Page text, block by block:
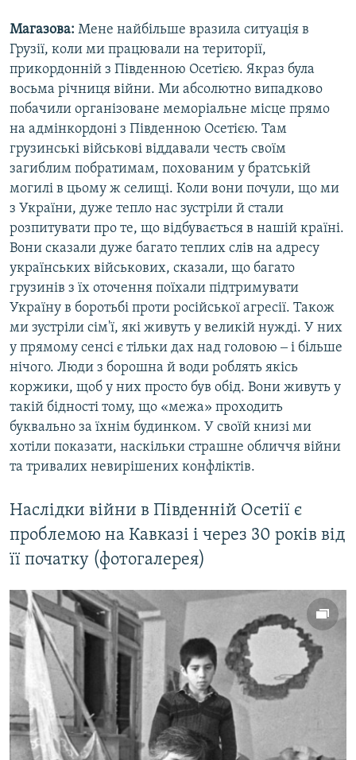
Магазова: Мене найбільше вразила ситуація в
Грузії, коли ми працювали на території,
прикордонній з Південною Осетією. Якраз була
восьма річниця війни. Ми абсолютно випадково
побачили організоване меморіальне місце прямо
на адмінкордоні з Південною Осетією. Там
грузинські військові віддавали честь своїм
загиблим побратимам, похованим у братській
могилі в цьому ж селищі. Коли вони почули, що ми
з України, дуже тепло нас зустріли й стали
розпитувати про те, що відбувається в нашій країні.
Вони сказали дуже багато теплих слів на адресу
українських військових, сказали, що багато
грузинів з їх оточення поїхали підтримувати
Україну в боротьбі проти російської агресії. Також
ми зустріли сім'ї, які живуть у великій нужді. У них
у прямому сенсі є тільки дах над головою ‒ і більше
нічого. Люди з борошна й води роблять якісь
коржики, щоб у них просто був обід. Вони живуть у
такій бідності тому, що «межа» проходить
буквально за їхнім будинком. У своїй книзі ми
хотіли показати, наскільки страшне обличчя війни
та тривалих невирішених конфліктів.
Наслідки війни в Південній Осетії є
проблемою на Кавказі і через 30 років від
її початку (фотогалерея)